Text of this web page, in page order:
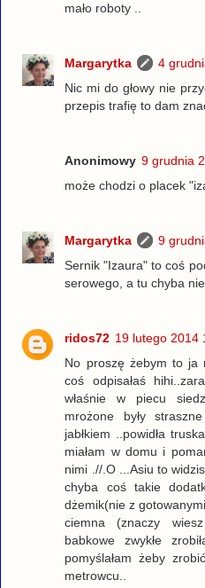
mało roboty ..
Margarytka
4
Nic mi do głowy nie
przepis trafię to dam
Anonimowy 9 grudnia
może chodzi o placek
Margarytka
9
Sernik "Izaura" to coś
serowego, a tu chyba
ridos72 19 lutego 2014
No proszę żebym to ja
coś odpisałaś
właśnie w piecu
mrożone były
jabłkiem ..powidła
miałam w domu i
nimi .//.O ...Asiu to
chyba coś takie
dżemik(nie z
ciemna (znaczy wiesz
babkowe zwykłe
pomyślałam żeby
metrowcu..